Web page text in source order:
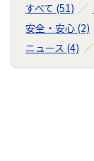
すべて (51)
安全・安心 (2)
ニュース (4)